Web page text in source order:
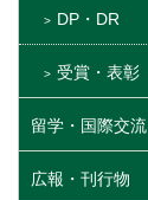
DP・DR
受賞・表彰
留学・国際交流
広報・刊行物